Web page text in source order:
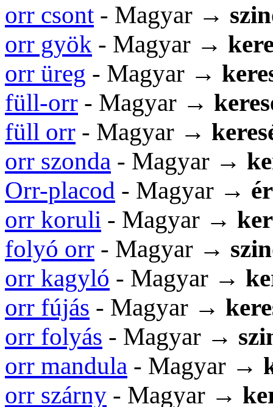
orr csont- Magyar →
orr gyök - Magyar →
orr üreg - Magyar →
füll-orr - Magyar →
füll orr - Magyar →
orr szonda - Magyar →
Orr-placod - Magyar →
orr koruli - Magyar →
folyó orr - Magyar →
orr kagyló - Magyar →
orr fújás - Magyar →
orr folyás - Magyar →
orr mandula - Magyar →
orr szárny - Magyar →